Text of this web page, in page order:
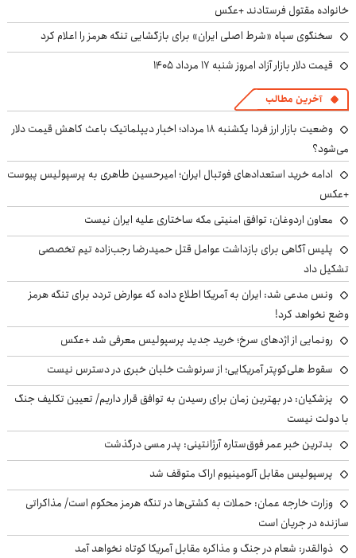
خانواده مقتول فرستادند +عکس
سخنگوی سپاه «شرط اصلی ایران» برای بازگشایی تنگه هرمز را اعلام کرد
قیمت دلار بازار آزاد امروز شنبه ۱۷ مرداد ۱۴۰۵
آخرین مطالب
وضعیت بازار ارز فردا یکشنبه ۱۸ مرداد؛ اخبار دیپلماتیک باعث کاهش قیمت دلار
می‌شود؟
ادامه خرید استعدادهای فوتبال ایران؛ امیرحسین طاهری به پرسپولیس پیوست
+عکس
معاون اردوغان: توافق امنیتی مکه ساختاری علیه ایران نیست
پلیس آگاهی برای بازداشت عوامل قتل حمیدرضا رجب‌زاده تیم تخصصی
تشکیل داد
ونس مدعی شد: ایران به آمریکا اطلاع داده که عوارض تردد برای تنگه هرمز
وضع نخواهد کرد!
رونمایی از اژدهای سرخ؛ خرید جدید پرسپولیس معرفی شد +عکس
سقوط هلی‌کوپتر آمریکایی؛ از سرنوشت خلبان خبری در دسترس نیست
پزشکیان‌: در بهترین زمان برای رسیدن به توافق قرار داریم/ تعیین تکلیف جنگ
با دولت نیست
بدترین خبر عمر فوق‌ستاره آرژانتینی: پدر مسی درگذشت
پرسپولیس مقابل آلومینیوم اراک متوقف شد
وزارت خارجه عمان: حملات به کشتی‌ها در تنگه هرمز محکوم است/ مذاکراتی
سازنده در جریان است
ذوالقدر: شعام در جنگ و مذاکره مقابل آمریکا کوتاه نخواهد آمد